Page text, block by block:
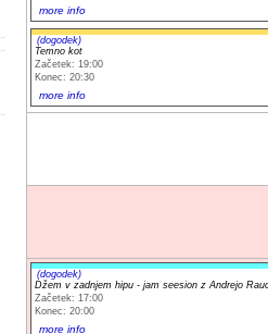
more info
(dogodek)
Temno kot
Začetek: 19:00
Konec: 20:30
more info
(dogodek)
Džem v zadnjem hipu - jam seesion z Andrejo
Začetek: 17:00
Konec: 20:00
more info